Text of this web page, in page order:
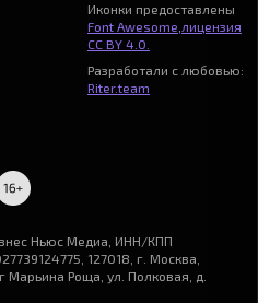
Иконки предоставлены
Font Awesome лицензия
CC BY 4.0.
Разработали с любовью:
Riter.team
Ньюс Медиа, ИНН/КПП
127018, г. Москва,
Марьина Роща, ул. Полковая, д.